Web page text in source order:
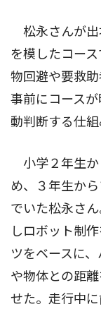
松永さんが出
を模したコー
物回避や要救
事前にコース
動判断する仕組
小学２年生か
め、３年生か
でいた松永さ
しロボット制
ツをベースに
や物体との距
せた。走行中